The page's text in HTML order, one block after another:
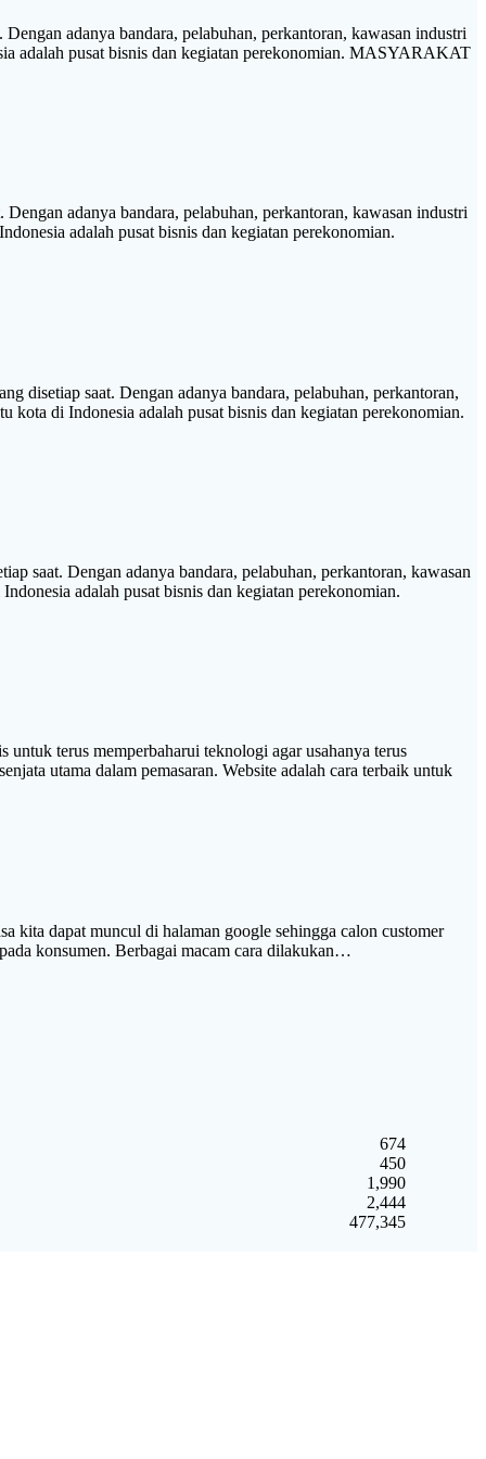
adanya bandara, pelabuhan, perkantoran, kawasan industri
adalah pusat bisnis dan kegiatan perekonomian. MASYARAKAT
adanya bandara, pelabuhan, perkantoran, kawasan industri
adalah pusat bisnis dan kegiatan perekonomian.
saat. Dengan adanya bandara, pelabuhan, perkantoran,
kota di Indonesia adalah pusat bisnis dan kegiatan perekonomian.
saat. Dengan adanya bandara, pelabuhan, perkantoran, kawasan
adalah pusat bisnis dan kegiatan perekonomian.
terus memperbaharui teknologi agar usahanya terus
utama dalam pemasaran. Website adalah cara terbaik untuk
kita dapat muncul di halaman google sehingga calon customer
konsumen. Berbagai macam cara dilakukan…
674
450
1,990
2,444
477,345